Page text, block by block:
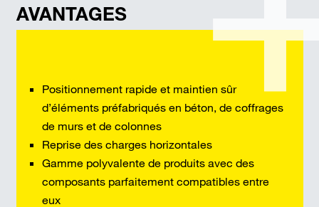
AVANTAGES
Positionnement rapide et maintien sûr
d’éléments préfabriqués en béton, de coffrages
de murs et de colonnes
Reprise des charges horizontales
Gamme polyvalente de produits avec des
composants parfaitement compatibles entre
eux